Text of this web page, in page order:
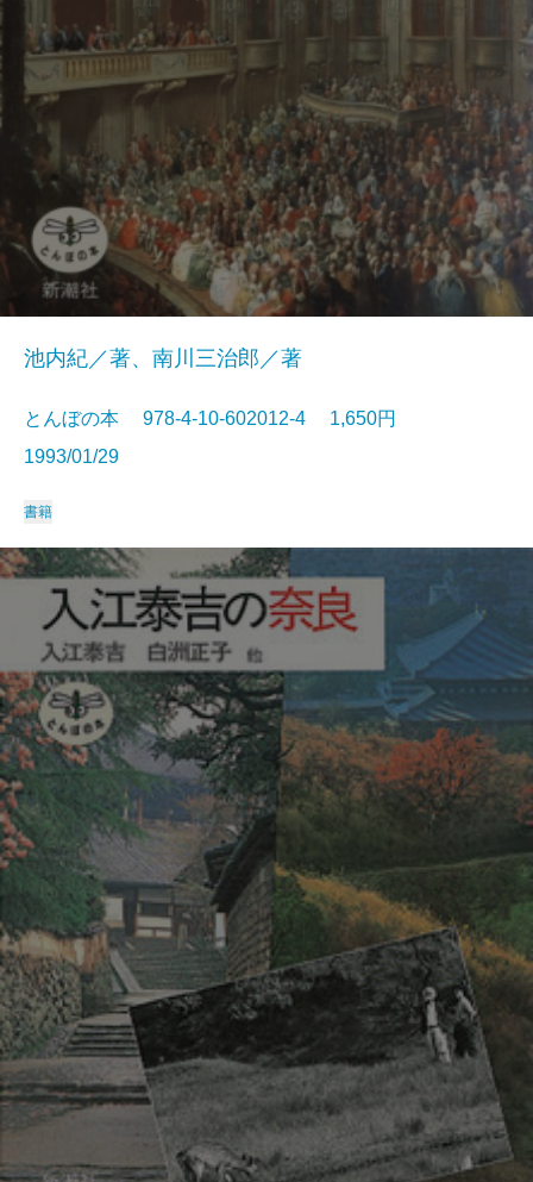
池内紀／著、南川三治郎／著
とんぼの本 978-4-10-602012-4 1,650円
1993/01/29
書籍